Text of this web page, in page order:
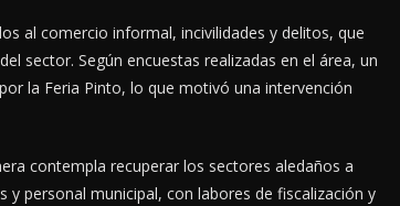
al comercio informal, incivilidades y delitos, que
sector. Según encuestas realizadas en el área, un
la Feria Pinto, lo que motivó una intervención
contempla recuperar los sectores aledaños a
personal municipal, con labores de fiscalización y